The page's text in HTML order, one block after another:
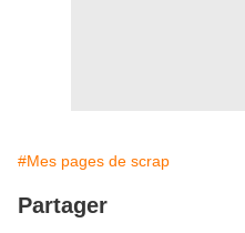
#Mes pages de scrap
Partager